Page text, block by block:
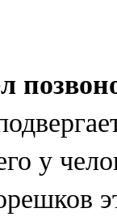
у